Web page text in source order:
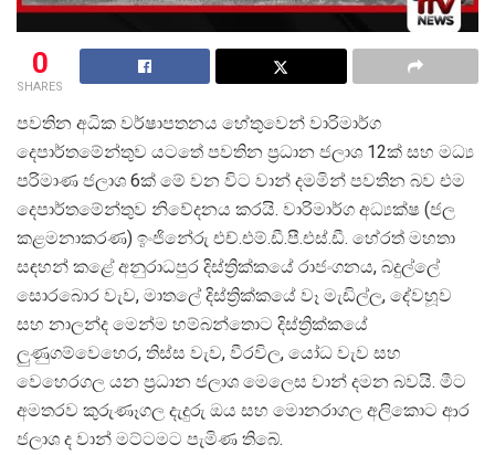
0
SHARES
පවතින අධික වර්ෂාපතනය හේතුවෙන් වාරිමාර්ග
දෙපාර්තමේන්තුව යටතේ පවතින ප්රධාන ජලාශ 12ක් සහ මධ්
පරිමාණ ජලාශ 6ක් මේ වන විට වාන් දමමින් පවතින බව එම
දෙපාර්තමේන්තුව නිවේදනය කරයි. වාරිමාර්ග අධ්යක්ෂ (ජල
කළමනාකරණ) ඉංජිනේරු එච්.එම්.ඩී.පී.එස්.ඩී. හේරත් මහතා
සඳහන් කළේ අනුරාධපුර දිස්ත්රික්කයේ රාජංගනය, බදුල්ලේ
සොරබොර වැව, මාතලේ දිස්ත්රික්කයේ වෑ මැඩිල්ල, දේවහූව
සහ නාලන්ද මෙන්ම හම්බන්තොට දිස්ත්රික්කයේ
ලුණුගම්වෙහෙර, තිස්ස වැව, වීරවිල, යෝධ වැව සහ
වෙහෙරගල යන ප්රධාන ජලාශ මෙලෙස වාන් දමන බවයි. මීට
අමතරව කුරුණෑගල දැදුරු ඔය සහ මොනරාගල අලිකොට ආර
ජලාශ ද වාන් මට්ටමට පැමිණ තිබේ.